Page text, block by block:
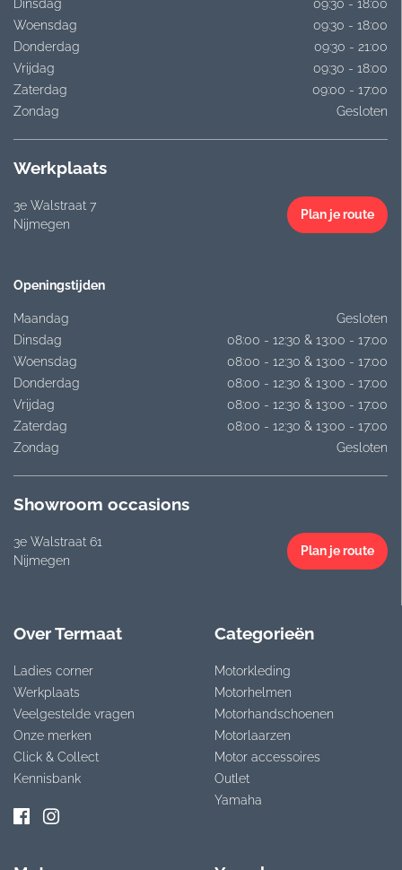
Dinsdag
09:30 - 18:00
Woensdag
09:30 - 18:00
Donderdag
09:30 - 21:00
Vrijdag
09:30 - 18:00
Zaterdag
09:00 - 17:00
Zondag
Gesloten
Werkplaats
3e Walstraat 7
Nijmegen
Plan je route
Openingstijden
Maandag
Gesloten
Dinsdag
08:00 - 12:30 & 13:00 - 17:00
Woensdag
08:00 - 12:30 & 13:00 - 17:00
Donderdag
08:00 - 12:30 & 13:00 - 17:00
Vrijdag
08:00 - 12:30 & 13:00 - 17:00
Zaterdag
08:00 - 12:30 & 13:00 - 17:00
Zondag
Gesloten
Showroom occasions
3e Walstraat 61
Nijmegen
Plan je route
Over Termaat
Ladies corner
Werkplaats
Veelgestelde vragen
Onze merken
Click & Collect
Kennisbank
Categorieën
Motorkleding
Motorhelmen
Motorhandschoenen
Motorlaarzen
Motor accessoires
Outlet
Yamaha